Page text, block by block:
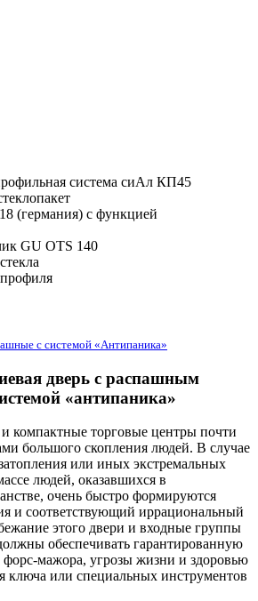
система сиАл КП45
(германия) с функцией
GU OTS 140
с системой «Антипаника»
дверь с распашным
«антипаника»
компактные торговые центры почти
большого скопления людей. В случае
или иных экстремальных
людей, оказавшихся в
очень быстро формируются
и соответствующий иррациональный
этого двери и входные группы
обеспечивать гарантированную
форс-мажора, угрозы жизни и здоровью
ключа или специальных инструментов